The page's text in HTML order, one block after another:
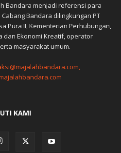
Bandara menjadi referensi para
Bandara dilingkungan PT
Pura II, Kementerian Perhubungan,
dan Ekonomi Kreatif, operator
masyarakat umum.
KAMI